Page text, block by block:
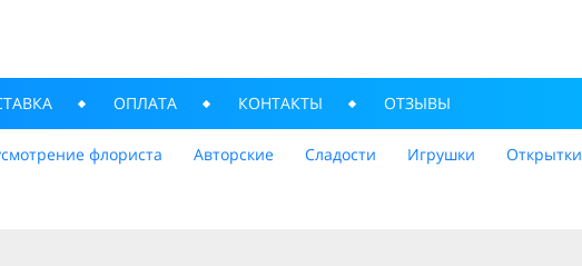
ОПЛАТА КОНТАКТЫ ОТЗЫВЫ
флориста Авторские Сладости Игрушки Открытки